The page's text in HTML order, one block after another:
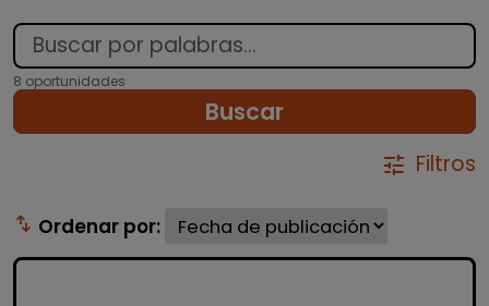
8 oportunidades
Buscar
tune Filtros
swap_vert Ordenar por: